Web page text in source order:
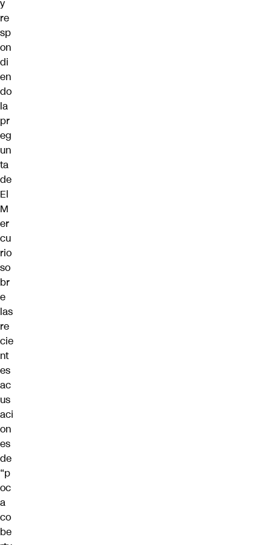
y
re
sp
on
di
en
do
la
pr
eg
un
ta
de
El
M
er
cu
rio
so
br
e
las
re
cie
nt
es
ac
us
aci
on
es
de
“p
oc
a
co
be